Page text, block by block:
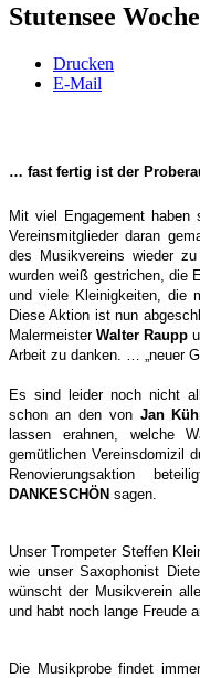
Stutensee
Drucken
E-Mail
… fast fertig ist der
Mit viel Engagement haben
Vereinsmitglieder daran
des Musikvereins wieder
wurden weiß gestrichen, die
und viele Kleinigkeiten, die
Diese Aktion ist nun
MalermeisterWalter Raupp
Arbeit zu danken. … „neuer
Es sind leider noch nicht
schon an den von Jan
lassen erahnen, welche
gemütlichen Vereinsdomizil
Renovierungsaktion
DANKESCHÖN sagen.
Unser Trompeter Steffen
wie unser Saxophonist
wünscht der Musikverein
und habt noch lange Freude
Die Musikprobe findet